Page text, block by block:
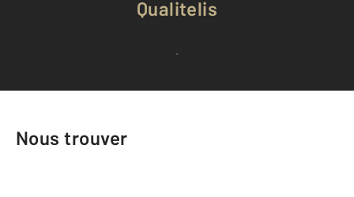
Qualitelis
Voir tous les avis clients
Nous trouver